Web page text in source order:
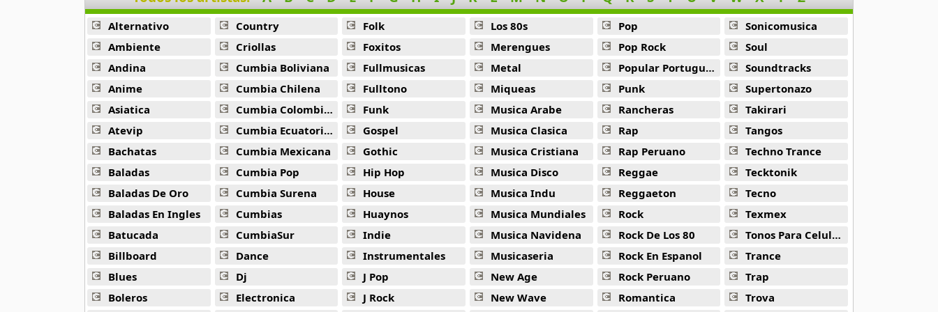
44 músicas online
B J Thomas
18 músicas online
Bellakath
27 músicas online
Benson Boone
16 músicas online
Beret
50 músicas online
Big Time Rush
14 músicas online
Bikeride
61 músicas online
Modo Avion - Sebastian Yatra
Atado Entre Tus Manos -
Sebastian Yatra
Locura (Remix) -
Sebastian Yatra
En Cero (Remix) -
Sebastian Yatra
El Psicologo -
Sebastian Yatra
En Cero -
Chica Ideal (Remix) -
Sebastian Yatra
No Bailes Sola (Acustica) -
Sebastian Yatra
Tu Luz Quedo -
Sebastian Yatra
Alternativo
Ambiente
Andina
Anime
Asiatica
Atevip
Bachatas
Baladas
Baladas De Oro
Baladas En Ingles
Batucada
Billboard
Blues
Boleros
Country
Criollas
Cumbia Boliviana
Cumbia Chilena
Cumbia Colombiana
Cumbia Ecuatoriana
Cumbia Mexicana
Cumbia Pop
Cumbia Surena
Cumbias
CumbiaSur
Dance
Dj
Electronica
Folk
Foxitos
Fullmusicas
Fulltono
Funk
Gospel
Gothic
Hip Hop
House
Huaynos
Indie
Instrumentales
J Pop
J Rock
Los 80s
Merengues
Metal
Miqueas
Musica Arabe
Musica Clasica
Musica Cristiana
Musica Disco
Musica Indu
Musica Mundiales
Musica Navidena
Musicaseria
New Age
New Wave
Pop
Pop Rock
Popular Portuguesa
Punk
Rancheras
Rap
Rap Peruano
Reggae
Reggaeton
Rock
Rock De Los 80
Rock En Espanol
Rock Peruano
Romantica
Sonicomusica
Soul
Soundtracks
Supertonazo
Takirari
Tangos
Techno Trance
Tecktonik
Tecno
Texmex
Tonos Para Celulares
Trance
Trap
Trova